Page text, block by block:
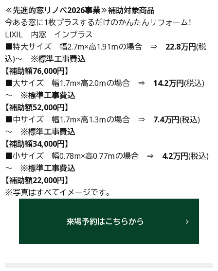
≪先進的窓リノベ2026事業≫補助対象商品
今ある窓に1枚プラスするだけのかんたんリフォーム！
LIXIL 内窓 インプラス
■特大サイズ 幅2.7m×高1.91ｍの場合 ⇒ 22.8万円(税
込)～ ※標準工事費込
【補助額76,000円】
■大サイズ 幅1.7m×高2.0ｍの場合 ⇒ 14.2万円(税込)
～ ※標準工事費込
【補助額52,000円】
■中サイズ 幅1.7m×高1.3ｍの場合 ⇒ 7.4万円(税込)
～ ※標準工事費込
【補助額34,000円】
■小サイズ 幅0.78m×高0.77ｍの場合 ⇒ 4.2万円(税込)
～ ※標準工事費込
【補助額22,000円】
※写真はすべてイメージです。
来場予約はこちらから